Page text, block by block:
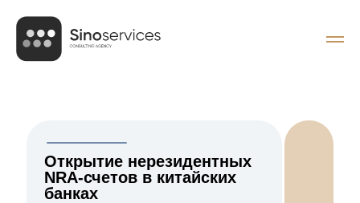
Открытие нерезидентных
NRA-счетов в китайских
банках